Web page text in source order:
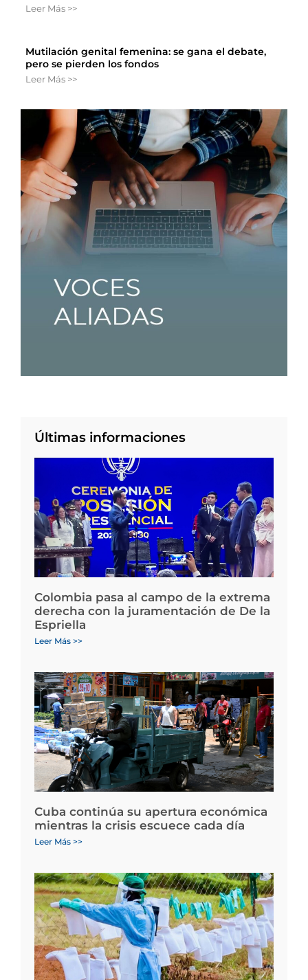
Leer Más >>
Mutilación genital femenina: se gana el debate,
pero se pierden los fondos
Leer Más >>
Últimas informaciones
Colombia pasa al campo de la extrema
derecha con la juramentación de De la
Espriella
Leer Más >>
Cuba continúa su apertura económica
mientras la crisis escuece cada día
Leer Más >>